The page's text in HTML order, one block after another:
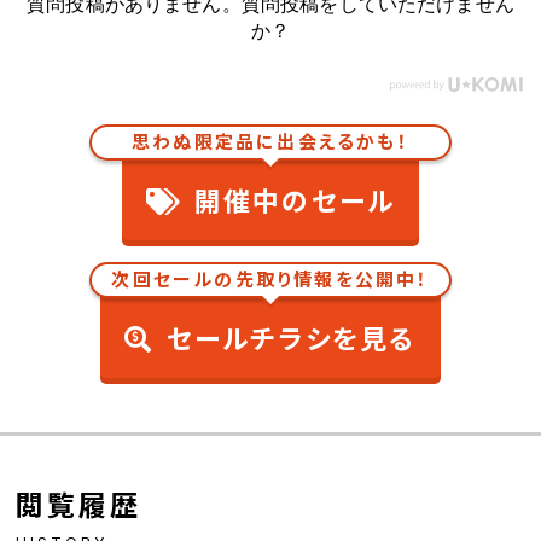
質問投稿がありません。質問投稿をしていただけません
か？
思わぬ限定品に出会えるかも！
開催中のセール
次回セールの先取り情報を公開中！
セールチラシを見る
閲覧履歴